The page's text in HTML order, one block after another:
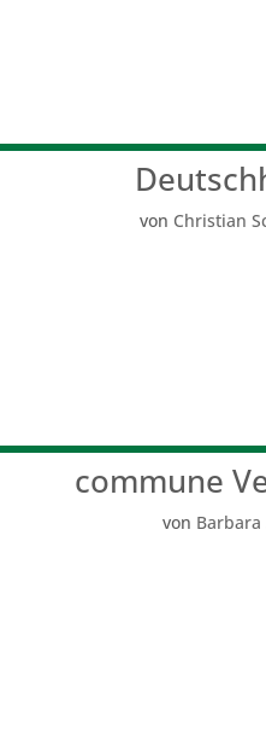
von Christian
commune
von Barbara